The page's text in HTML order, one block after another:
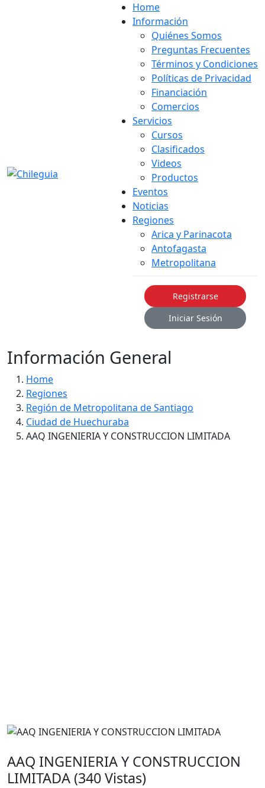
Home
Información
Quiénes Somos
Preguntas Frecuentes
Términos y Condiciones
Políticas de Privacidad
Financiación
Comercios
Servicios
Cursos
Clasificados
Videos
Productos
Eventos
Noticias
Regiones
Arica y Parinacota
Antofagasta
Metropolitana
Registrarse
Iniciar Sesión
Información General
Home
Regiones
Región de Metropolitana de Santiago
Ciudad de Huechuraba
AAQ INGENIERIA Y CONSTRUCCION LIMITADA
AAQ INGENIERIA Y CONSTRUCCION
LIMITADA (340 Vistas)